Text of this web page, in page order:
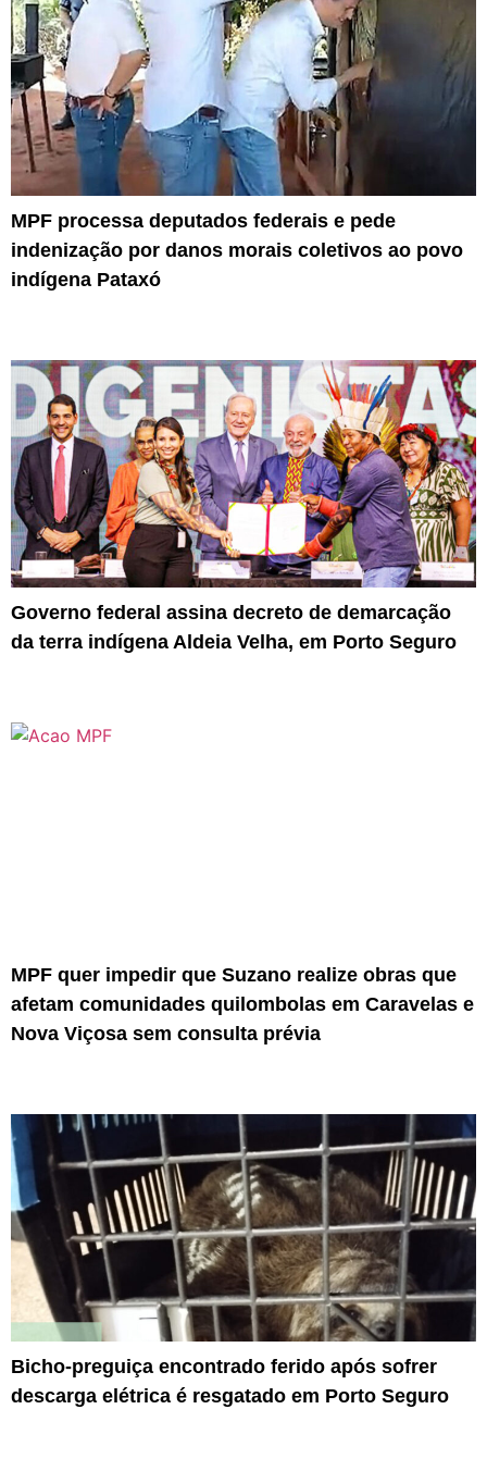
MPF processa deputados federais e pede
indenização por danos morais coletivos ao povo
indígena Pataxó
Governo federal assina decreto de demarcação
da terra indígena Aldeia Velha, em Porto Seguro
MPF quer impedir que Suzano realize obras que
afetam comunidades quilombolas em Caravelas e
Nova Viçosa sem consulta prévia
Bicho-preguiça encontrado ferido após sofrer
descarga elétrica é resgatado em Porto Seguro